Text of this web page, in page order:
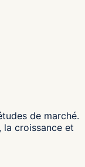
de marché.
la croissance et